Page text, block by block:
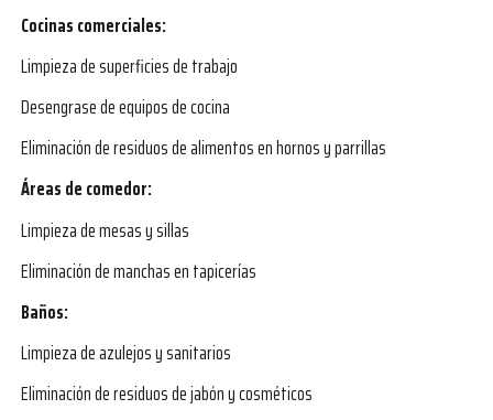
Cocinas comerciales:
Limpieza de superficies de trabajo
Desengrase de equipos de cocina
Eliminación de residuos de alimentos en hornos y parrillas
Áreas de comedor:
Limpieza de mesas y sillas
Eliminación de manchas en tapicerías
Baños:
Limpieza de azulejos y sanitarios
Eliminación de residuos de jabón y cosméticos